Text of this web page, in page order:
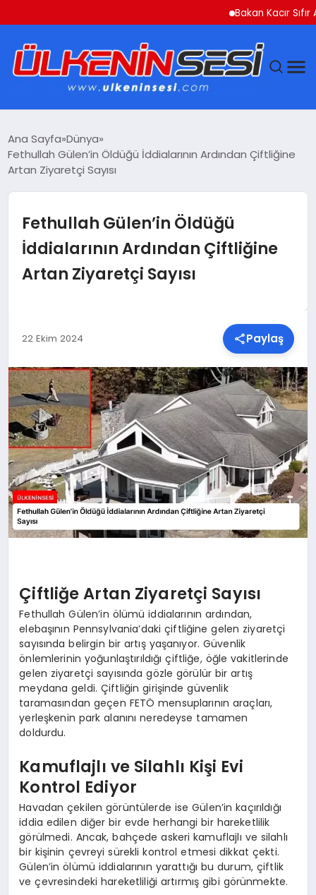
Bakan Kacır Sıfır
EKONOMI
MAGAZIN
SAĞLIK
TEKNOLOJI
YAŞAM
MALATYA HABERLERI
Ana Sayfa Dünya
Fethullah Gülen’in Öldüğü İddialarının Ardından Çiftliğine
Artan Ziyaretçi Sayısı
Fethullah Gülen’in Öldüğü
İddialarının Ardından Çiftliğine
Artan Ziyaretçi Sayısı
22 Ekim 2024 Paylaş
Çiftliğe Artan Ziyaretçi Sayısı
Fethullah Gülen’in ölümü iddialarının ardından,
elebaşının Pennsylvania’daki çiftliğine gelen ziyaretçi
sayısında belirgin bir artış yaşanıyor. Güvenlik
önlemlerinin yoğunlaştırıldığı çiftliğe, öğle vakitlerinde
gelen ziyaretçi sayısında gözle görülür bir artış
meydana geldi. Çiftliğin girişinde güvenlik
taramasından geçen FETÖ mensuplarının araçları,
yerleşkenin park alanını neredeyse tamamen
doldurdu.
Kamuflajlı ve Silahlı Kişi Evi
Kontrol Ediyor
Havadan çekilen görüntülerde ise Gülen’in kaçırıldığı
iddia edilen diğer bir evde herhangi bir hareketlilik
görülmedi. Ancak, bahçede askeri kamuflajlı ve silahlı
bir kişinin çevreyi sürekli kontrol etmesi dikkat çekti.
Gülen’in ölümü iddialarının yarattığı bu durum, çiftlik
ve çevresindeki hareketliliği artırmış gibi görünmekte.